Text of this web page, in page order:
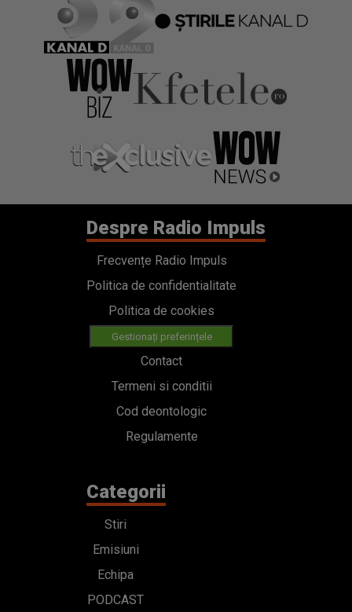
Despre Radio Impuls
Frecvențe Radio Impuls
Politica de confidentialitate
Politica de cookies
Gestionați preferințele
Contact
Termeni si conditii
Cod deontologic
Regulamente
Categorii
Stiri
Emisiuni
Echipa
PODCAST